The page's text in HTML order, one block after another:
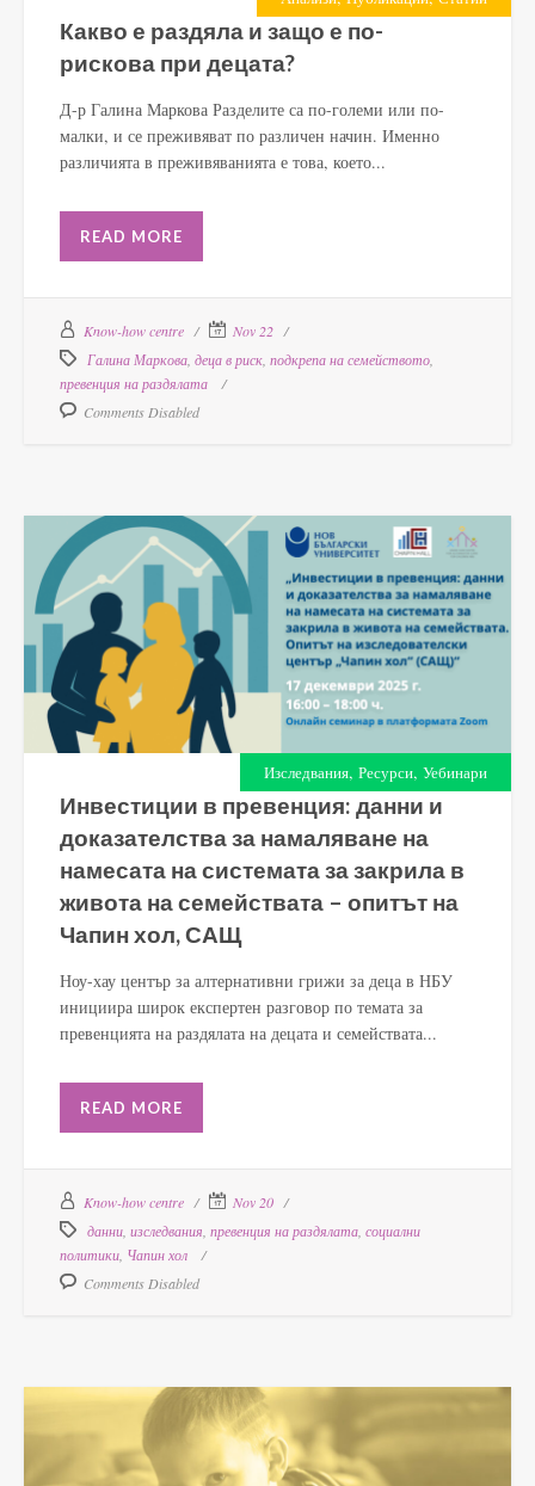
Какво е раздяла и защо е по-
рискова при децата?
Д-р Галина Маркова Разделите са по-големи или по-
малки, и се преживяват по различен начин. Именно
различията в преживяванията е това, което...
READ MORE
Know-how centre
Nov 22
Галина Маркова деца в риск подкрепа на семейството
превенция на раздялата
Comments Disabled
Изследвания, Ресурси, Уебинари
Инвестиции в превенция: данни и
доказателства за намаляване на
намесата на системата за закрила в
живота на семействата – опитът на
Чапин хол, САЩ
Ноу-хау център за алтернативни грижи за деца в НБУ
инициира широк експертен разговор по темата за
превенцията на раздялата на децата и семействата...
READ MORE
Know-how centre
Nov 20
данни изследвания превенция на раздялата социални
политики Чапин хол
Comments Disabled